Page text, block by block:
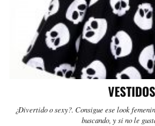
VESTIDOS
¿Divertido o sexy?. Consigue ese look
buscando, y si no le